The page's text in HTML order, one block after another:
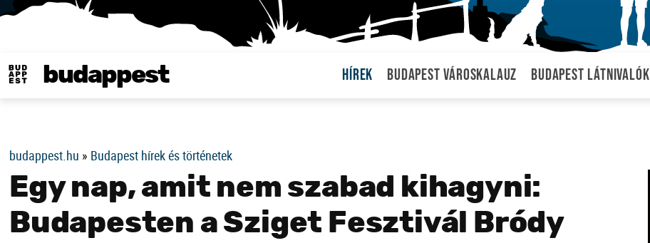
budappest Hírek Budapest városkalauz Budapest látnivalók
budappest.hu » Budapest hírek és történetek
Egy nap, amit nem szabad kihagyni:
Budapesten a Sziget Fesztivál Bródy